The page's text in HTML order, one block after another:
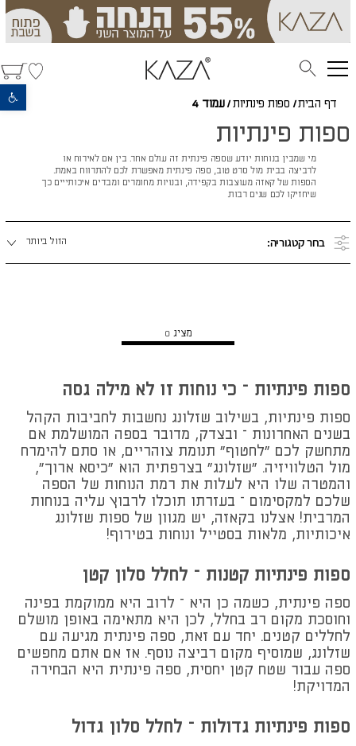
פתח סרגל נגישות
דף הבית/ ספות פינתיות/ עמוד 4
ספות פינתיות
מי שמבין בנוחות יודע שספה פינתית זה עולם אחר. בין אם לאירוח או
לרביצה בבית מול סרט טוב, ספה פינתית מאפשרת לכם להתרווח באמת.
הספות של קאזה מעוצבות בקפידה, ובנויות מחומרים ומבדים איכותייים כך
שיחזיקו לכם שנים רבות.
בחר קטגוריה:
מיינו
הזול ביותר
הצג מוצרים נוספיםמציג0
ספות פינתיות – כי נוחות זו לא מילה גסה
ספות פינתיות, בשילוב שזלונג נחשבות לחביבות הקהל
בשנים האחרונות – ובצדק, מדובר בספה המושלמת אם
מתחשק לכם "לחטוף" תנומת צוהריים, או סתם להימרח
מול הטלוויזיה. "שזלונג" בצרפתית הוא "כיסא ארוך",
והמטרה שלו היא לעלות את רמת הנוחות של הספה
שלכם למקסימום – בעזרתו תוכלו לרבוץ עליה בנוחות
המרבית! אצלנו בקאזה, יש מגוון של ספות שזלונג
איכותיות, מלאות בסטייל ונוחות בטירוף!
ספות פינתיות קטנות – לחלל סלון קטן
ספה פינתית, כשמה כן היא – לרוב היא ממוקמת בפינה
וחוסכת מקום רב בחלל, לכן היא מתאימה באופן מושלם
לחללים קטנים. יחד עם זאת, ספה פינתית מגיעה עם
שזלונג, שמוסיף מקום רביצה נוסף. אז אם אתם מחפשים
ספה עבור שטח קטן יחסית, ספה פינתית היא הבחירה
המדויקת!
ספות פינתיות גדולות – לחלל סלון גדול